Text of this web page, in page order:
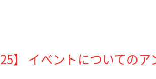
】 イベントについてのア